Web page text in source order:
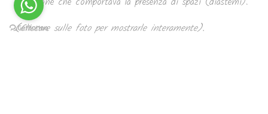
(Cliccare sulle foto per mostrarle interamente).